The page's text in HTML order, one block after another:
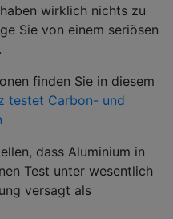
wirklich nichts zu
Sie von einem seriösen
finden Sie in diesem
testet Carbon- und
dass Aluminium in
Test unter wesentlich
versagt als